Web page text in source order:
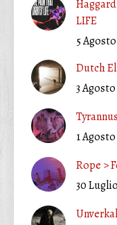
LIFE
5
Dutch
3
1
Rope >
30